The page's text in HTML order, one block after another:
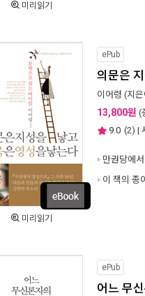
미리읽기
미리읽기
ePub
의문은
이어령 (지
13,800원 (
9.0 (2) |
만권당에서
이 책의 종
ePub
어느 무